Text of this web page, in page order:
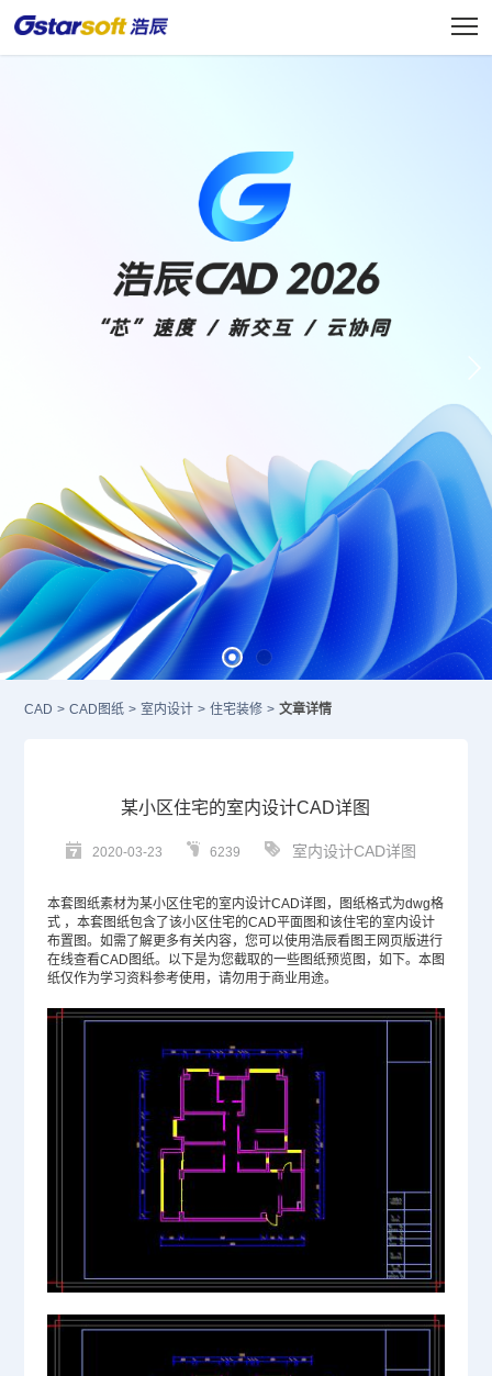
CAD > CAD图纸 > 室内设计 > 住宅装修 > 文章详情
某小区住宅的室内设计CAD详图
2020-03-23 6239 室内设计CAD详图
本套图纸素材为某小区住宅的室内设计CAD详图，图纸格式为dwg格
式 ，本套图纸包含了该小区住宅的CAD平面图和该住宅的室内设计
布置图。如需了解更多有关内容，您可以使用浩辰看图王网页版进行
在线查看CAD图纸。以下是为您截取的一些图纸预览图，如下。本图
纸仅作为学习资料参考使用，请勿用于商业用途。